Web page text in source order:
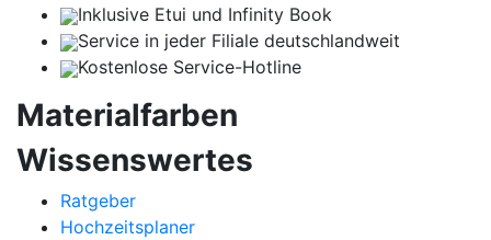
Inklusive Etui und Infinity Book
Service in jeder Filiale deutschlandweit
Kostenlose Service-Hotline
Materialfarben
Wissenswertes
Ratgeber
Hochzeitsplaner